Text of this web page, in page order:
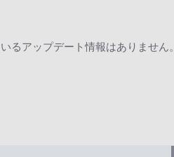
るアップデート情報はありません。